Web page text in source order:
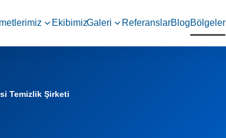
EkibimizGaleri ReferanslarBlogBölgeler
Temizlik Şirketi